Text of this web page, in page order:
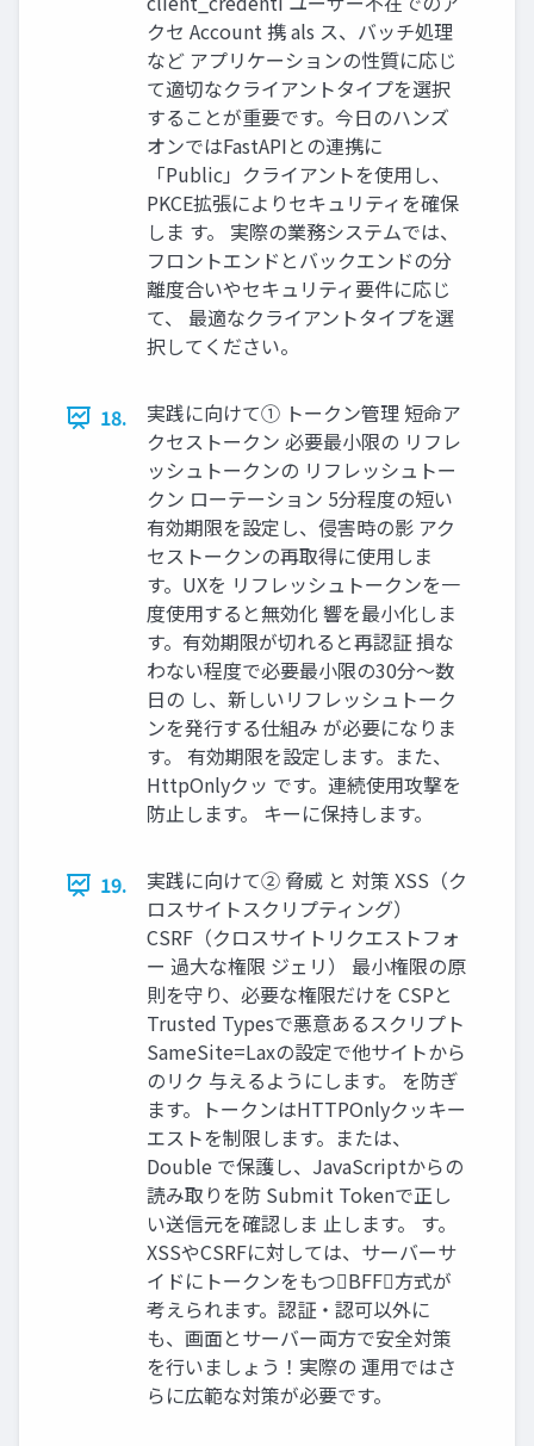
クセ Account 携 als ス、バッチ処理
など アプリケーションの性質に応じ
て適切なクライアントタイプを選択
することが重要です。今日のハンズ
オンではFastAPIとの連携に
「Public」クライアントを使用し、
PKCE拡張によりセキュリティを確保
しま す。 実際の業務システムでは、
フロントエンドとバックエンドの分
離度合いやセキュリティ要件に応じ
て、 最適なクライアントタイプを選
択してください。
18.
実践に向けて① トークン管理 短命ア
クセストークン 必要最小限の リフレ
ッシュトークンの リフレッシュトー
クン ローテーション 5分程度の短い
有効期限を設定し、侵害時の影 アク
セストークンの再取得に使用しま
す。UXを リフレッシュトークンを一
度使用すると無効化 響を最小化しま
す。有効期限が切れると再認証 損な
わない程度で必要最小限の30分〜数
日の し、新しいリフレッシュトーク
ンを発行する仕組み が必要になりま
す。 有効期限を設定します。また、
HttpOnlyクッ です。連続使用攻撃を
防止します。 キーに保持します。
19.
実践に向けて② 脅威 と 対策 XSS（ク
ロスサイトスクリプティング）
CSRF（クロスサイトリクエストフォ
ー 過大な権限 ジェリ） 最小権限の原
則を守り、必要な権限だけを CSPと
Trusted Typesで悪意あるスクリプト
SameSite=Laxの設定で他サイトから
のリク 与えるようにします。 を防ぎ
ます。トークンはHTTPOnlyクッキー
エストを制限します。または、
Double で保護し、JavaScriptからの
読み取りを防 Submit Tokenで正し
い送信元を確認しま 止します。 す。
XSSやCSRFに対しては、サーバーサ
イドにトークンをもつBFF方式が
考えられます。認証・認可以外に
も、画面とサーバー両方で安全対策
を行いましょう！実際の 運用ではさ
らに広範な対策が必要です。